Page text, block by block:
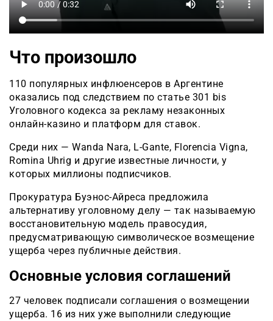
Что произошло
110 популярных инфлюенсеров в Аргентине
оказались под следствием по статье 301 bis
Уголовного кодекса за рекламу незаконных
онлайн-казино и платформ для ставок.
Среди них — Wanda Nara, L-Gante, Florencia Vigna,
Romina Uhrig и другие известные личности, у
которых миллионы подписчиков.
Прокуратура Буэнос-Айреса предложила
альтернативу уголовному делу — так называемую
восстановительную модель правосудия,
предусматривающую символическое возмещение
ущерба через публичные действия.
Основные условия соглашений
27 человек подписали соглашения о возмещении
ущерба. 16 из них уже выполнили следующие